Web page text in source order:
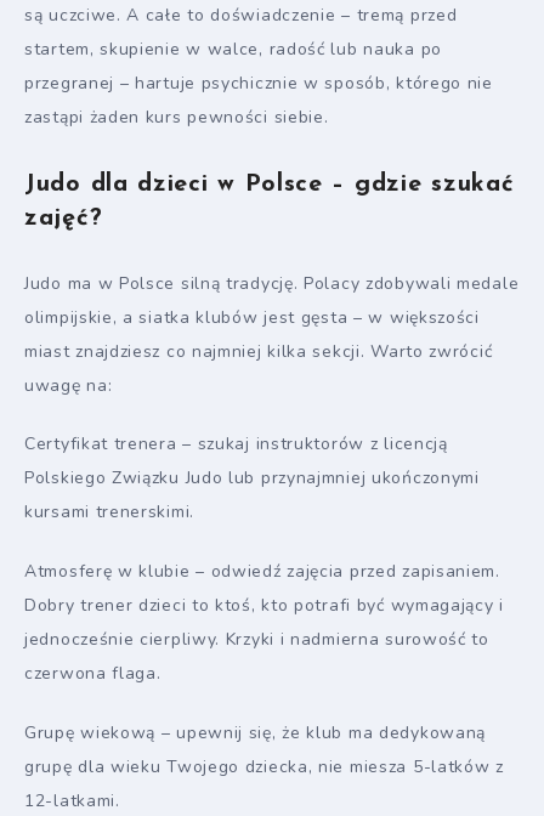
są uczciwe. A całe to doświadczenie – tremą przed
startem, skupienie w walce, radość lub nauka po
przegranej – hartuje psychicznie w sposób, którego nie
zastąpi żaden kurs pewności siebie.
Judo dla dzieci w Polsce – gdzie szukać
zajęć?
Judo ma w Polsce silną tradycję. Polacy zdobywali medale
olimpijskie, a siatka klubów jest gęsta – w większości
miast znajdziesz co najmniej kilka sekcji. Warto zwrócić
uwagę na:
Certyfikat trenera – szukaj instruktorów z licencją
Polskiego Związku Judo lub przynajmniej ukończonymi
kursami trenerskimi.
Atmosferę w klubie – odwiedź zajęcia przed zapisaniem.
Dobry trener dzieci to ktoś, kto potrafi być wymagający i
jednocześnie cierpliwy. Krzyki i nadmierna surowość to
czerwona flaga.
Grupę wiekową – upewnij się, że klub ma dedykowaną
grupę dla wieku Twojego dziecka, nie miesza 5-latków z
12-latkami.